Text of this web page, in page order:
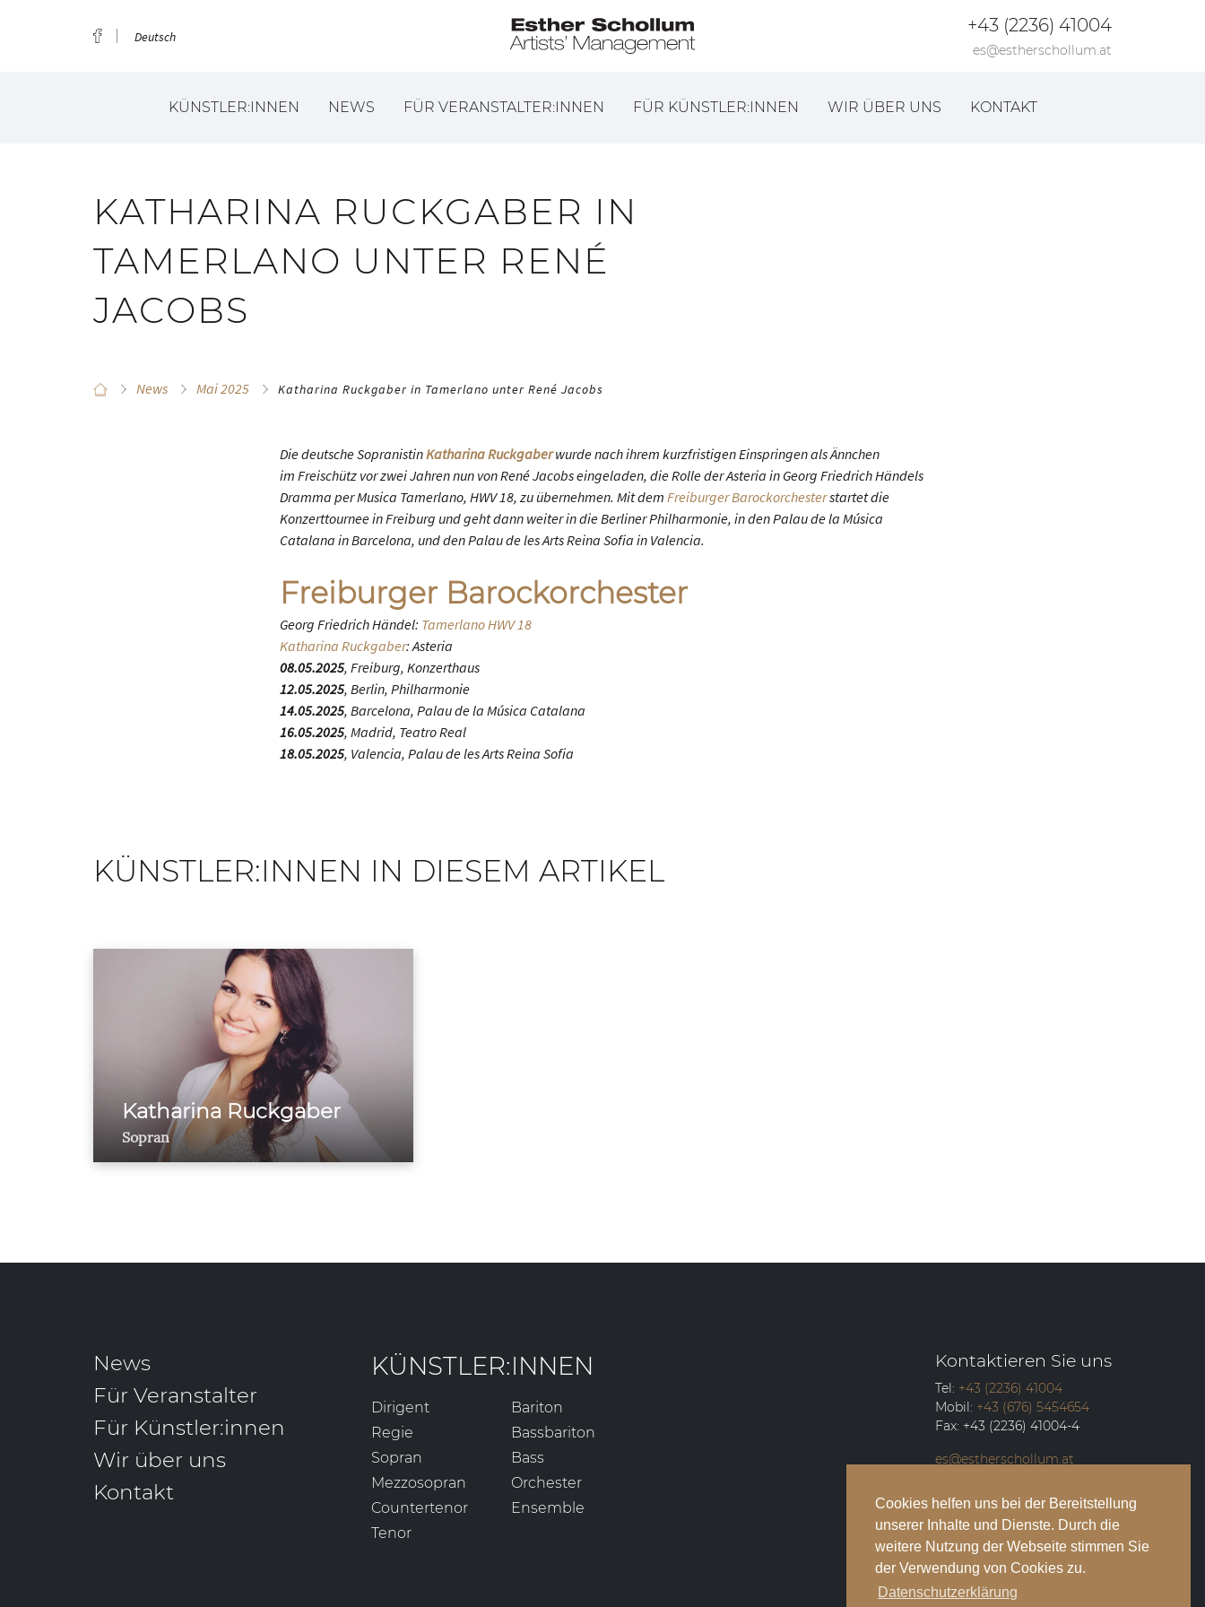
Cookies helfen uns bei der Bereitstellung
unserer Inhalte und Dienste. Durch die
weitere Nutzung der Webseite stimmen Sie
der Verwendung von Cookies zu.
Datenschutzerklärung
Deutsch
+43 (2236) 41004
es@estherschollum.at
KÜNSTLER:INNEN NEWS FÜR VERANSTALTER:INNEN FÜR KÜNSTLER:INNEN WIR ÜBER UNS KONTAKT
KATHARINA RUCKGABER IN
TAMERLANO UNTER RENÉ
JACOBS
News Mai 2025 Katharina Ruckgaber in Tamerlano unter René Jacobs
Die deutsche SopranistinKatharina Ruckgaberwurde nach ihrem kurzfristigen Einspringen als Ännchen
im Freischütz vor zwei Jahren nun von René Jacobs eingeladen, die Rolle der Asteria in Georg Friedrich Händels
Dramma per Musica Tamerlano, HWV 18, zu übernehmen. Mit dem Freiburger Barockorchesterstartet die
Konzerttournee in Freiburg und geht dann weiter in die Berliner Philharmonie, in den Palau de la Música
Catalana in Barcelona, und den Palau de les Arts Reina Sofia in Valencia.
Freiburger Barockorchester
Georg Friedrich Händel: TamerlanoHWV 18
Katharina Ruckgaber: Asteria
08.05.2025, Freiburg, Konzerthaus
12.05.2025, Berlin, Philharmonie
14.05.2025, Barcelona, Palau de la Música Catalana
16.05.2025, Madrid, Teatro Real
18.05.2025, Valencia, Palau de les Arts Reina Sofia
KÜNSTLER:INNEN IN DIESEM ARTIKEL
Katharina Ruckgaber
Sopran
KÜNSTLER:INNEN
Dirigent
Regie
Sopran
Mezzosopran
Countertenor
Tenor
Bariton
Bassbariton
Bass
Orchester
Ensemble
News
Für Veranstalter
Für Künstler:innen
Wir über uns
Kontakt
Kontaktieren Sie uns
Tel: +43 (2236) 41004
Mobil: +43 (676) 5454654
Fax: +43 (2236) 41004-4
es@estherschollum.at
Guntramsdorfer Straße 12/2
2340 Mödling